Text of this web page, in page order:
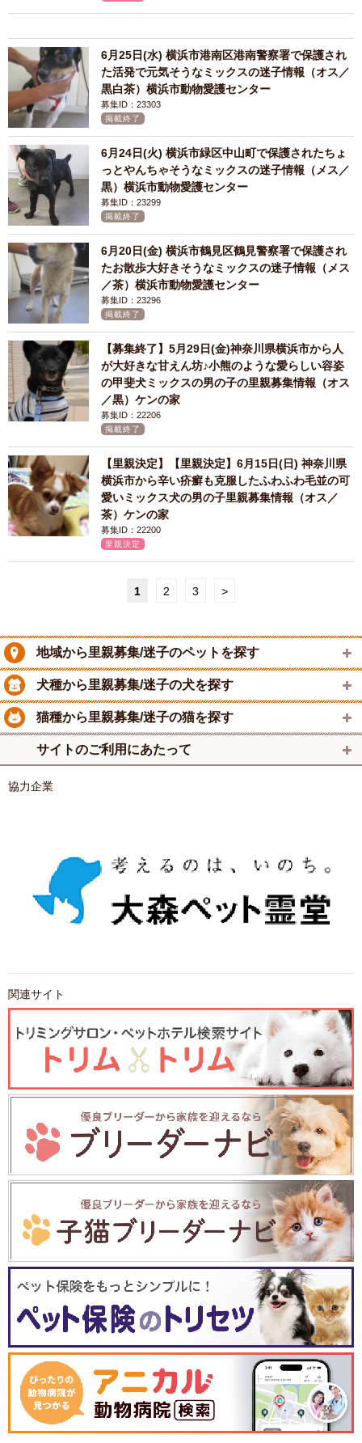
6月25日(水) 横浜市港南区港南警察署で保護され
た活発で元気そうなミックスの迷子情報（オス／
黒白茶）横浜市動物愛護センター
募集ID：23303
掲載終了
6月24日(火) 横浜市緑区中山町で保護されたちょ
っとやんちゃそうなミックスの迷子情報（メス／
黒）横浜市動物愛護センター
募集ID：23299
掲載終了
6月20日(金) 横浜市鶴見区鶴見警察署で保護され
たお散歩大好きそうなミックスの迷子情報（メス
／茶）横浜市動物愛護センター
募集ID：23296
掲載終了
【募集終了】5月29日(金)神奈川県横浜市から人
が大好きな甘えん坊♪小熊のような愛らしい容姿
の甲斐犬ミックスの男の子の里親募集情報（オス
／黒）ケンの家
募集ID：22206
掲載終了
【里親決定】【里親決定】6月15日(日) 神奈川県
横浜市から辛い疥癬も克服したふわふわ毛並の可
愛いミックス犬の男の子里親募集情報（オス／
茶）ケンの家
募集ID：22200
里親決定
1 2 3 >
地域から里親募集/迷子のペットを探す
犬種から里親募集/迷子の犬を探す
猫種から里親募集/迷子の猫を探す
サイトのご利用にあたって
協力企業
関連サイト